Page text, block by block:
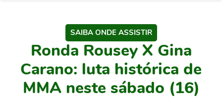
SAIBA ONDE ASSISTIR
Ronda Rousey X Gina
Carano: luta histórica de
MMA neste sábado (16)